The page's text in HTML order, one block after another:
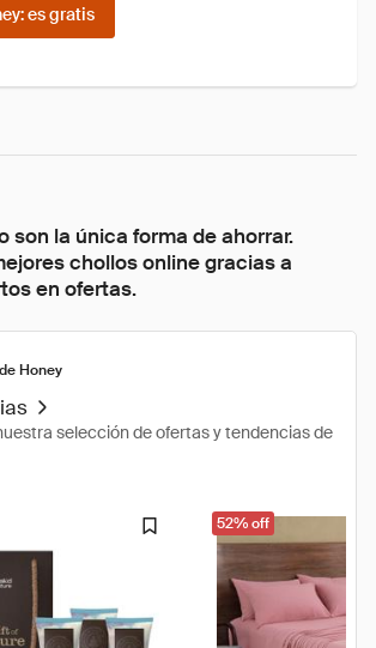
es gratis
son la única forma de ahorrar.
chollos online gracias a
en ofertas.
Honey
selección de ofertas y tendencias de
52% off